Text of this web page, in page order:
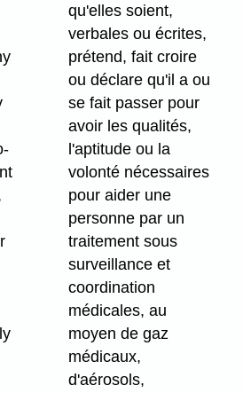
qu'elles soient,
verbales ou écrites,
prétend, fait croire
ou déclare qu'il a ou
se fait passer pour
avoir les qualités,
l'aptitude ou la
volonté nécessaires
pour aider une
personne par un
traitement sous
surveillance et
coordination
médicales, au
moyen de gaz
médicaux,
d'aérosols,